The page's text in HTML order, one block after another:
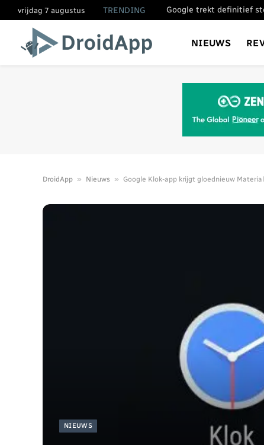
vrijdag 7 augustus TRENDING Google trekt definitief
NIEUWS
DroidApp » Nieuws » Google Klok-app krijgt gloednieuw
NIEUWS